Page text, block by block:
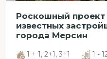
Роскошный проект
известных
города Мерсин
1 + 1, 2+1, 3+1 1 -